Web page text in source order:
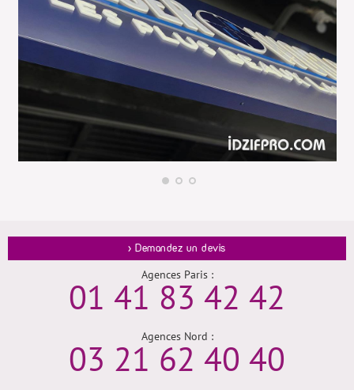
> Demandez un devis
Agences Paris :
01 41 83 42 42
Agences Nord :
03 21 62 40 40